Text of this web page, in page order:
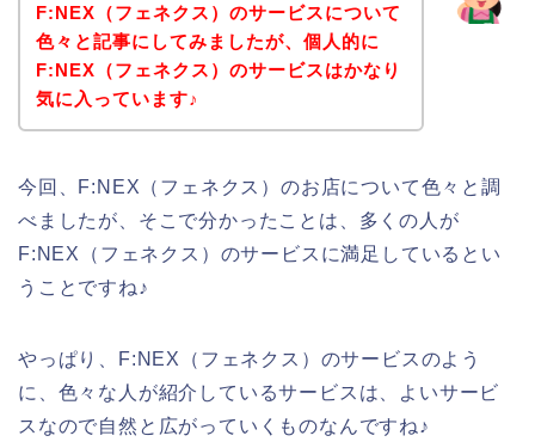
F:NEX（フェネクス）のサービスについて
色々と記事にしてみましたが、個人的に
F:NEX（フェネクス）のサービスはかなり
気に入っています♪
今回、F:NEX（フェネクス）のお店について色々と調
べましたが、そこで分かったことは、多くの人が
F:NEX（フェネクス）のサービスに満足しているとい
うことですね♪
やっぱり、F:NEX（フェネクス）のサービスのよう
に、色々な人が紹介しているサービスは、よいサービ
スなので自然と広がっていくものなんですね♪